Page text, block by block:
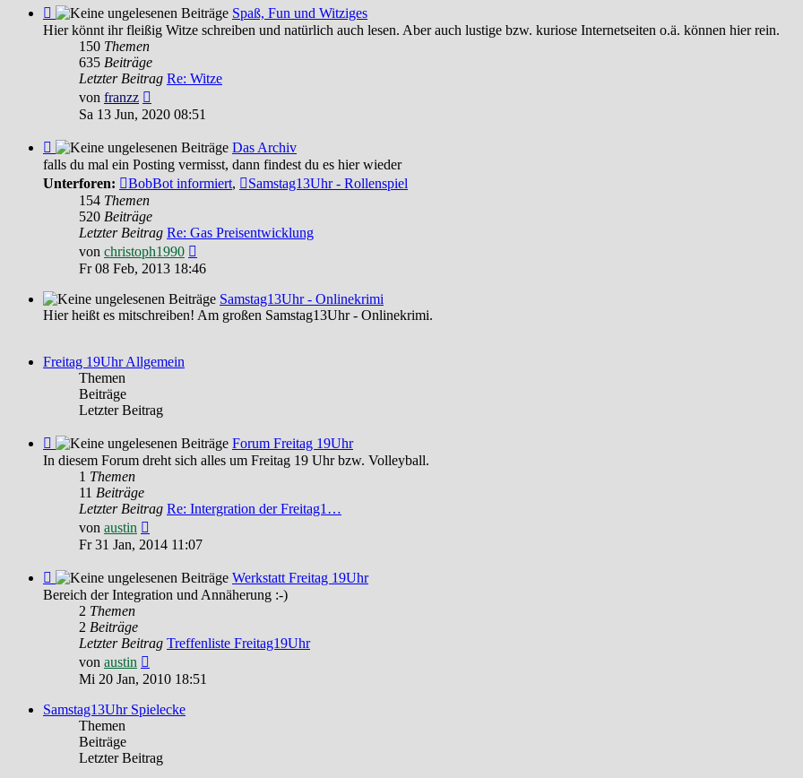
Feed
-
Spaß,
Spaß, Fun und Witziges
Hier könnt ihr fleißig Witze schreiben und natürlich auch lesen. Aber auch lustige bzw. kuriose Internetseiten o.ä. können hier rein.
150 Themen
635 Beiträge
Letzter Beitrag Re: Witze
von franzz
Beitrag
Sa 13 Jun, 2020 08:51
Feed
-
Das
Archiv
Das Archiv
falls du mal ein Posting vermisst, dann findest du es hier wieder
Unterforen:
BobBot informiert,
Samstag13Uhr - Rollenspiel
154 Themen
520 Beiträge
Letzter Beitrag Re: Gas Preisentwicklung
von christoph1990
Beitrag
Fr 08 Feb, 2013 18:46
Samstag13Uhr - Onlinekrimi
Hier heißt es mitschreiben! Am großen Samstag13Uhr - Onlinekrimi.
Freitag 19Uhr Allgemein
Themen
Beiträge
Letzter Beitrag
Feed
-
Forum
Freitag
19Uhr
Forum Freitag 19Uhr
In diesem Forum dreht sich alles um Freitag 19 Uhr bzw. Volleyball.
1 Themen
11 Beiträge
Letzter Beitrag Re: Intergration der Freitag1…
von austin
Beitrag
Fr 31 Jan, 2014 11:07
Feed
-
Werkstatt
Freitag
19Uhr
Werkstatt Freitag 19Uhr
Bereich der Integration und Annäherung :-)
2 Themen
2 Beiträge
Letzter Beitrag Treffenliste Freitag19Uhr
von austin
Beitrag
Mi 20 Jan, 2010 18:51
Samstag13Uhr Spielecke
Themen
Beiträge
Letzter Beitrag